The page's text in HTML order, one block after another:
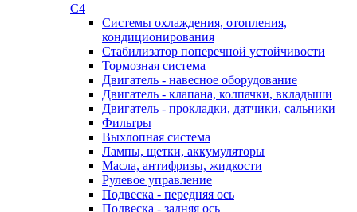
C4
Системы охлаждения, отопления,
кондиционирования
Стабилизатор поперечной устойчивости
Тормозная система
Двигатель - навесное оборудование
Двигатель - клапана, колпачки, вкладыши
Двигатель - прокладки, датчики, сальники
Фильтры
Выхлопная система
Лампы, щетки, аккумуляторы
Масла, антифризы, жидкости
Рулевое управление
Подвеска - передняя ось
Подвеска - задняя ось